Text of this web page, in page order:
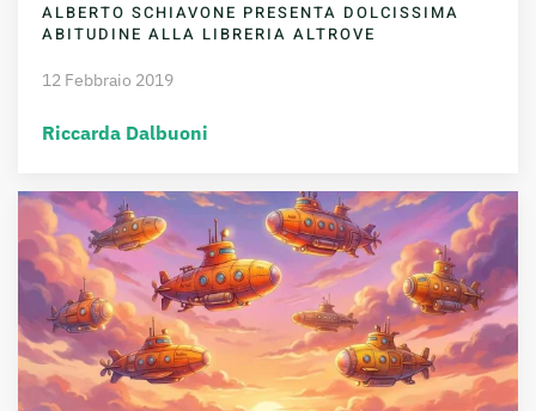
ALBERTO SCHIAVONE PRESENTA DOLCISSIMA
ABITUDINE ALLA LIBRERIA ALTROVE
12 Febbraio 2019
Riccarda Dalbuoni